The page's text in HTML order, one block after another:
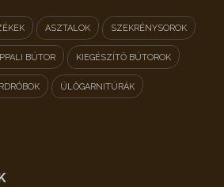
ASZTALOK SZEKRÉNYSOROK
BÚTOR KIEGÉSZÍTŐ BÚTOROK
ÜLŐGARNITÚRÁK